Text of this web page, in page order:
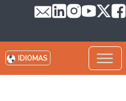
IDIOMAS